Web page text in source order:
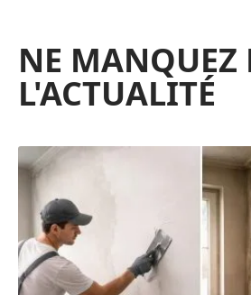
NE MANQUEZ
L'ACTUALITÉ